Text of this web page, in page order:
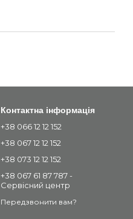
Контактна інформація
+38 066 12 12 152
+38 067 12 12 152
+38 073 12 12 152
+38 067 61 87 787 -
Сервісний центр
Передзвонити вам?